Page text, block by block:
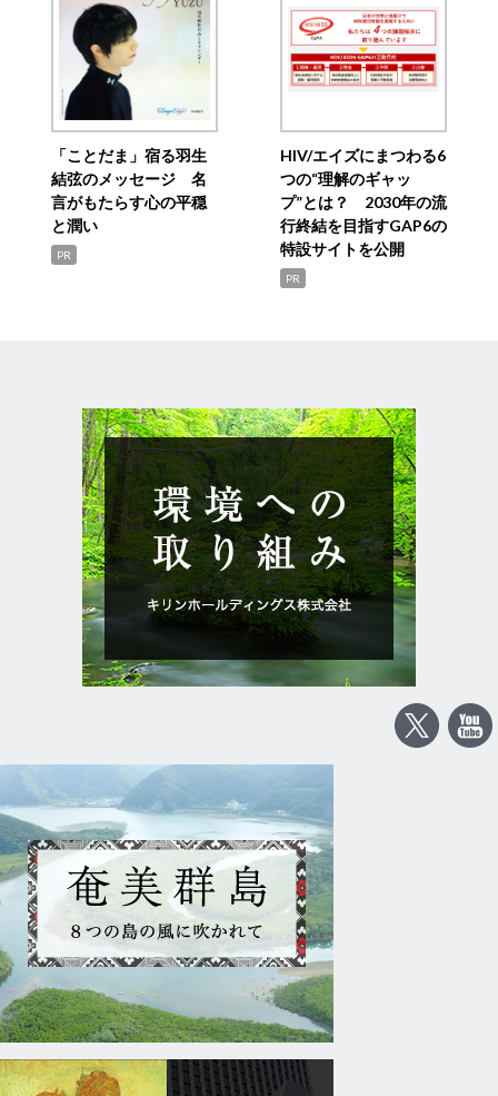
「ことだま」宿る羽生
結弦のメッセージ 名
言がもたらす心の平穏
と潤い
PR
HIV/エイズにまつわる6
つの“理解のギャッ
プ”とは？ 2030年の流
行終結を目指すGAP6の
特設サイトを公開
PR